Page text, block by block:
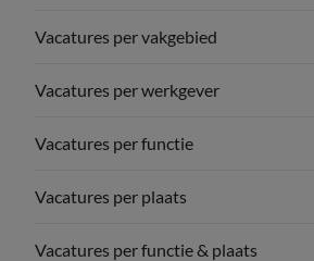
Vacatures per vakgebied
Vacatures per werkgever
Vacatures per functie
Vacatures per plaats
Vacatures per functie & plaats